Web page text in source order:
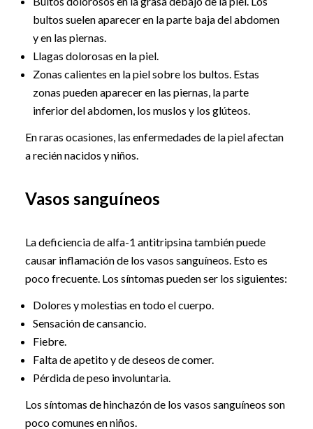
bultos suelen aparecer en la parte baja del abdomen
y en las piernas.
Llagas dolorosas en la piel.
Zonas calientes en la piel sobre los bultos. Estas
zonas pueden aparecer en las piernas, la parte
inferior del abdomen, los muslos y los glúteos.
En raras ocasiones, las enfermedades de la piel afectan
a recién nacidos y niños.
Vasos sanguíneos
La deficiencia de alfa-1 antitripsina también puede
causar inflamación de los vasos sanguíneos. Esto es
poco frecuente. Los síntomas pueden ser los siguientes:
Dolores y molestias en todo el cuerpo.
Sensación de cansancio.
Fiebre.
Falta de apetito y de deseos de comer.
Pérdida de peso involuntaria.
Los síntomas de hinchazón de los vasos sanguíneos son
poco comunes en niños.